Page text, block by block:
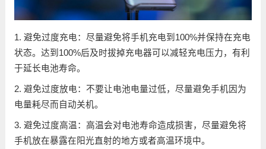
1. 避免过度充电：尽量避免将手机充电到100%并保持在充电
状态。达到100%后及时拔掉充电器可以减轻充电压力，有利
于延长电池寿命。
2. 避免过度放电：不要让电池电量过低，尽量避免手机因为
电量耗尽而自动关机。
3. 避免过度高温：高温会对电池寿命造成损害，尽量避免将
手机放在暴露在阳光直射的地方或者高温环境中。